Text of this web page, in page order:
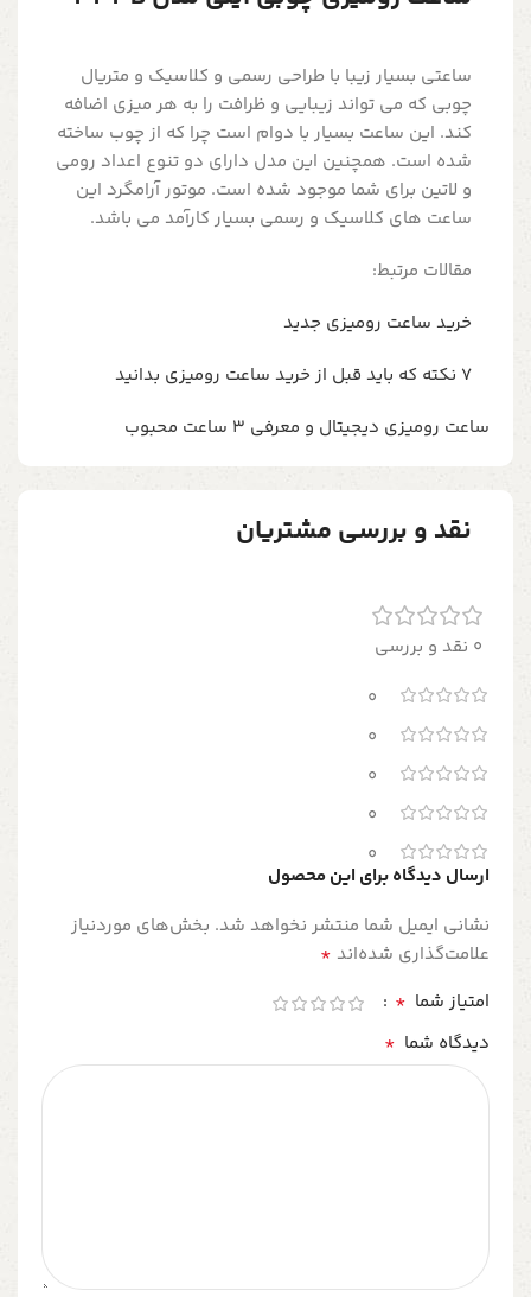
ساعتی بسیار زیبا با طراحی رسمی و کلاسیک و متریال
چوبی که می تواند زیبایی و ظرافت را به هر میزی اضافه
کند. این ساعت بسیار با دوام است چرا که از چوب ساخته
شده است. همچنین این مدل دارای دو تنوع اعداد رومی
و لاتین برای شما موجود شده است. موتور آرامگرد این
ساعت های کلاسیک و رسمی بسیار کارآمد می باشد.
مقالات مرتبط:
خرید ساعت رومیزی جدید
7 نکته که باید قبل از خرید ساعت رومیزی بدانید
ساعت رومیزی دیجیتال و معرفی 3 ساعت محبوب
نقد و بررسی مشتریان
0 نقد و بررسی
0
0
0
0
0
ارسال دیدگاه برای این محصول
نشانی ایمیل شما منتشر نخواهد شد. بخش‌های موردنیاز
علامت‌گذاری شده‌اند *
امتیاز شما *
دیدگاه شما *